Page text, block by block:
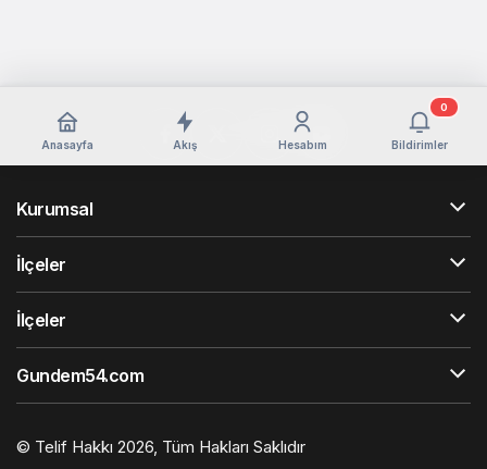
Anasayfa Akış Hesabım Bildirimler
0
Kurumsal
İlçeler
İlçeler
Gundem54.com
© Telif Hakkı 2026, Tüm Hakları Saklıdır